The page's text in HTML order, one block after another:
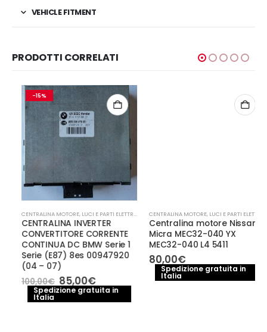
VEHICLE FITMENT
PRODOTTI CORRELATI
-15%
CENTRALINA MOTORE,LUCI E PARTI ELETTRICHE
CENTRALINA INVERTER
CONVERTITORE CORRENTE
CONTINUA DC BMW Serie 1
Serie (E87) 8es 00947920
(04 – 07)
100,00€ Il
prezzo
originale
85,00€Il
prezzo
attuale
Spedizione gratuita in
Italia
CENTRALINA MOTORE,LUCI E PARTI ELETTRICHE
Centralina motore Nissan
Micra MEC32-040 YX
MEC32-040 L4 5411
80,00€
Spedizione gratuita in
Italia